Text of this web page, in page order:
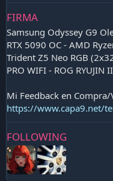
FIRMA
Samsung Odyssey G9
RTX 5090 OC - AMD
Trident Z5 Neo RGB
PRO WIFI - ROG RYUJIN
Mi Feedback en Compra/
https://www.capa9.net/
FOLLOWING